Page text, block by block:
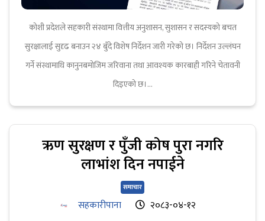
कोशी प्रदेशले सहकारी संस्थामा वित्तीय अनुशासन, सुशासन र सदस्यको बचत
सुरक्षालाई सुदृढ बनाउन २४ बुँदे विशेष निर्देशन जारी गरेको छ। निर्देशन उल्लंघन
गर्ने संस्थामाथि कानुनबमोजिम जरिवाना तथा आवश्यक कारबाही गरिने चेतावनी
दिइएको छ।...
ऋण सुरक्षण र पुँजी कोष पुरा नगरि
लाभांश दिन नपाईने
समाचार
सहकारीपाना २०८३-०४-१२